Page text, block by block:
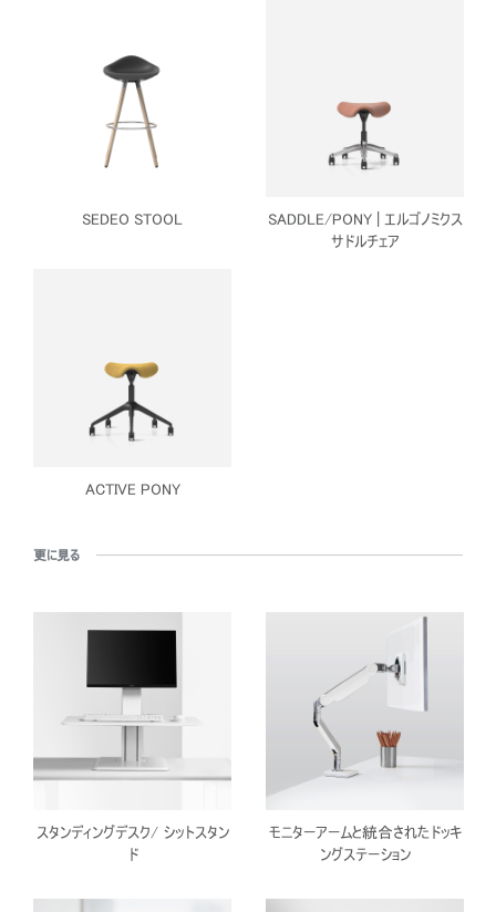
SEDEO STOOL
SADDLE/PONY | エルゴノミクス
サドルチェア
ACTIVE PONY
更に見る
スタンディングデスク/ シットスタン
ド
モニターアームと統合されたドッキ
ングステーション